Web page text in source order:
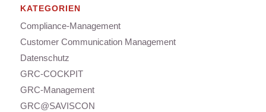
KATEGORIEN
Compliance-Management
Customer Communication Management
Datenschutz
GRC-COCKPIT
GRC-Management
GRC@SAVISCON